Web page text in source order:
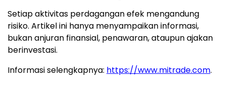
Setiap aktivitas perdagangan efek mengandung
risiko. Artikel ini hanya menyampaikan informasi,
bukan anjuran finansial, penawaran, ataupun ajakan
berinvestasi.
Informasi selengkapnya: https://www.mitrade.com.